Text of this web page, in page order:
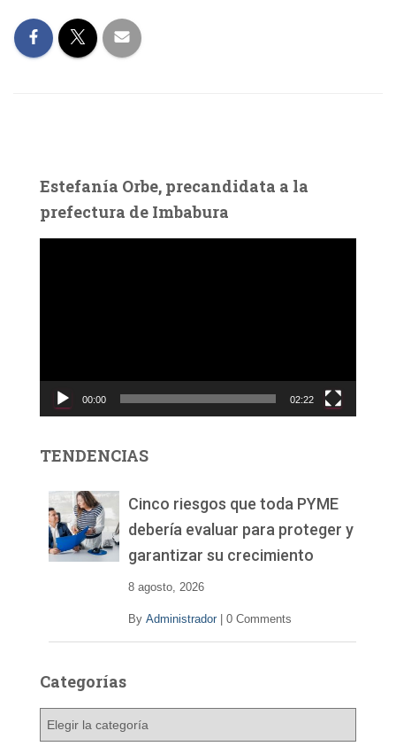
Estefanía Orbe, precandidata a la
prefectura de Imbabura
c
d
00:00 02:22
TENDENCIAS
Cinco riesgos que toda PYME
debería evaluar para proteger y
garantizar su crecimiento
8 agosto, 2026
By Administrador 0 Comments
Categorías